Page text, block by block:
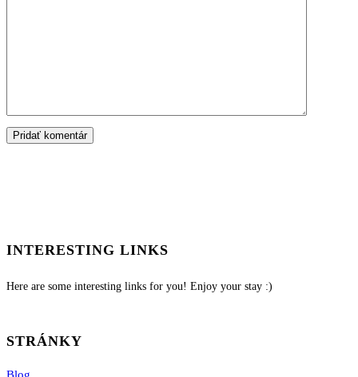
INTERESTING LINKS
Here are some interesting links for you! Enjoy your stay :)
STRÁNKY
Blog